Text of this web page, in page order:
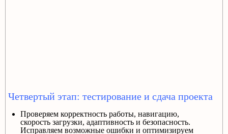
Четвертый этап: тестирование и сдача проекта
Проверяем корректность работы, навигацию,
скорость загрузки, адаптивность и безопасность.
Исправляем возможные ошибки и оптимизируем